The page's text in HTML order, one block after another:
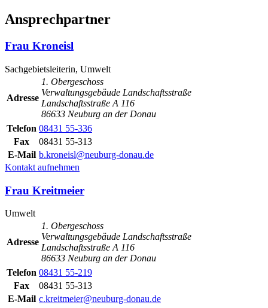
Ansprechpartner
Frau Kroneisl
Sachgebietsleiterin, Umwelt
Adresse
1. Obergeschoss
Verwaltungsgebäude Landschaftsstraße
Landschaftsstraße A 116
86633 Neuburg an der Donau
Telefon 08431 55-336
Fax
08431 55-313
E-Mail b.kroneisl@neuburg-donau.de
Kontakt aufnehmen
Frau Kreitmeier
Umwelt
Adresse
1. Obergeschoss
Verwaltungsgebäude Landschaftsstraße
Landschaftsstraße A 116
86633 Neuburg an der Donau
Telefon 08431 55-219
Fax
08431 55-313
E-Mail c.kreitmeier@neuburg-donau.de